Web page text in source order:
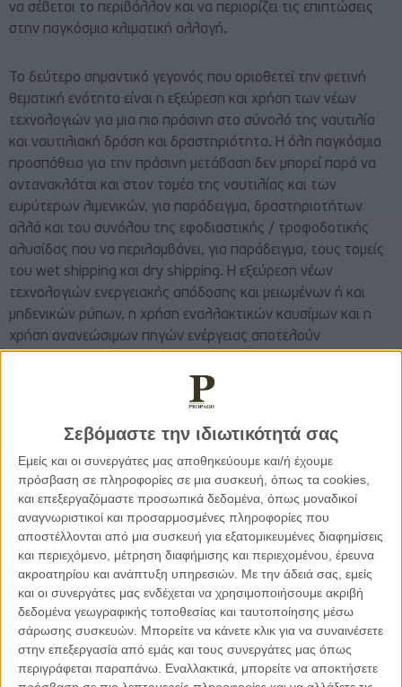
Σεβόμαστε την ιδιωτικότητά σας
Εμείς και οι συνεργάτες μας αποθηκεύουμε και/ή έχουμε
πρόσβαση σε πληροφορίες σε μια συσκευή, όπως τα cookies,
και επεξεργαζόμαστε προσωπικά δεδομένα, όπως μοναδικοί
αναγνωριστικοί και προσαρμοσμένες πληροφορίες που
αποστέλλονται από μια συσκευή για εξατομικευμένες διαφημίσεις
και περιεχόμενο, μέτρηση διαφήμισης και περιεχομένου, έρευνα
ακροατηρίου και ανάπτυξη υπηρεσιών. Με την άδειά σας, εμείς
και οι συνεργάτες μας ενδέχεται να χρησιμοποιήσουμε ακριβή
δεδομένα γεωγραφικής τοποθεσίας και ταυτοποίησης μέσω
σάρωσης συσκευών. Μπορείτε να κάνετε κλικ για να συναινέσετε
στην επεξεργασία από εμάς και τους συνεργάτες μας όπως
περιγράφεται παραπάνω. Εναλλακτικά, μπορείτε να αποκτήσετε
να σέβεται το περιβάλλον και να περιορίζει τις επιπτώσεις
στην παγκόσμια κλιματική αλλαγή.
Το δεύτερο σημαντικό γεγονός που οριοθετεί την φετινή
θεματική ενότητα είναι η εξεύρεση και χρήση των νέων
τεχνολογιών για μια πιο πράσινη στο σύνολό της ναυτιλία
και ναυτιλιακή δράση και δραστηριότητα. Η όλη παγκόσμια
προσπάθεια για την πράσινη μετάβαση δεν μπορεί παρά να
αντανακλάται και στον τομέα της ναυτιλίας και των
ευρύτερων λιμενικών, για παράδειγμα, δραστηριοτήτων
αλλά και του συνόλου της εφοδιαστικής / τροφοδοτικής
αλυσίδας που να περιλαμβάνει, για παράδειγμα, τους τομείς
του wet shipping και dry shipping. Η εξεύρεση νέων
τεχνολογιών ενεργειακής απόδοσης και μειωμένων ή και
μηδενικών ρύπων, η χρήση εναλλακτικών καυσίμων και η
χρήση ανανεώσιμων πηγών ενέργειας αποτελούν
συζητηθούν στο σχετικό συνέδριο που αφορά στην
μετάβαση σε τεχνολογίες μηδενικών / χαμηλών εκπομπών
ρύπων (HybridInnovation Forum) που πραγματοποιείται υπό
την αιγίδα του Διεθνούς Ναυτιλιακού Οργανισμού (ΙΜΟ). Στο
πλαίσιο αυτό τονίζεται η αναγκαιότητα πράσινης μετάβασης
και στα λιμάνια που αποτελούν τον συνδετικό κρίκο μεταξύ
της ναυτιλίας και του εθνικού περιβάλλοντος. Μια τέτοια
μετάβαση περιλαμβάνει τους σχετικούς στόχους της
Ευρωπαϊκής Ένωσης για το πακέτο μέτρων και ενεργειών με
την ονομασία «Fit for 55», που αφορούν μεταξύ άλλων στη
χρήση εναλλακτικών πηγών ενέργειας, διαδικασίες
ψηφιοποίησης και βελτιστοποίηση των λιμενικών
πρακτικών.